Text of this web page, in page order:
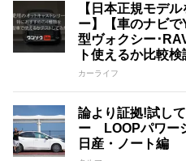
【日本正規モデ
ー】【車のナビ
型ヴォクシー･
ト使えるか比較
カーライフ
論より証拠!試し
ー LOOPパワー
日産・ノート編